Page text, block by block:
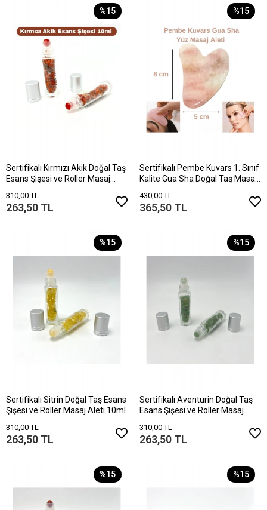
%15
Sertifikalı Kırmızı Akik Doğal Taş
Esans Şişesi ve Roller Masaj
310,00 TL
263,50 TL
%15
Sertifikalı Pembe Kuvars 1. Sınıf
Kalite Gua Sha Doğal Taş Masaj
430,00 TL
365,50 TL
%15
Sertifikalı Sitrin Doğal Taş Esans
Şişesi ve Roller Masaj Aleti 10ml
310,00 TL
263,50 TL
%15
Sertifikalı Aventurin Doğal Taş
Esans Şişesi ve Roller Masaj
310,00 TL
263,50 TL
%15 %15